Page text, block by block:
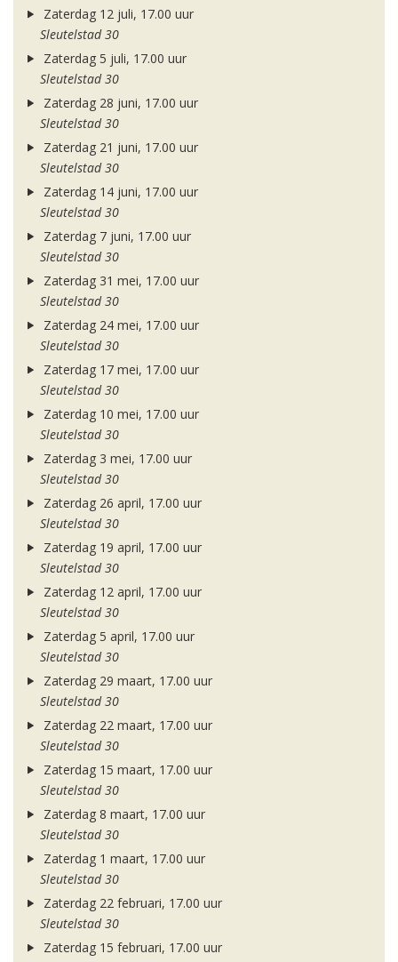
Zaterdag 12 juli, 17.00 uur
Sleutelstad 30
Zaterdag 5 juli, 17.00 uur
Sleutelstad 30
Zaterdag 28 juni, 17.00 uur
Sleutelstad 30
Zaterdag 21 juni, 17.00 uur
Sleutelstad 30
Zaterdag 14 juni, 17.00 uur
Sleutelstad 30
Zaterdag 7 juni, 17.00 uur
Sleutelstad 30
Zaterdag 31 mei, 17.00 uur
Sleutelstad 30
Zaterdag 24 mei, 17.00 uur
Sleutelstad 30
Zaterdag 17 mei, 17.00 uur
Sleutelstad 30
Zaterdag 10 mei, 17.00 uur
Sleutelstad 30
Zaterdag 3 mei, 17.00 uur
Sleutelstad 30
Zaterdag 26 april, 17.00 uur
Sleutelstad 30
Zaterdag 19 april, 17.00 uur
Sleutelstad 30
Zaterdag 12 april, 17.00 uur
Sleutelstad 30
Zaterdag 5 april, 17.00 uur
Sleutelstad 30
Zaterdag 29 maart, 17.00 uur
Sleutelstad 30
Zaterdag 22 maart, 17.00 uur
Sleutelstad 30
Zaterdag 15 maart, 17.00 uur
Sleutelstad 30
Zaterdag 8 maart, 17.00 uur
Sleutelstad 30
Zaterdag 1 maart, 17.00 uur
Sleutelstad 30
Zaterdag 22 februari, 17.00 uur
Sleutelstad 30
Zaterdag 15 februari, 17.00 uur